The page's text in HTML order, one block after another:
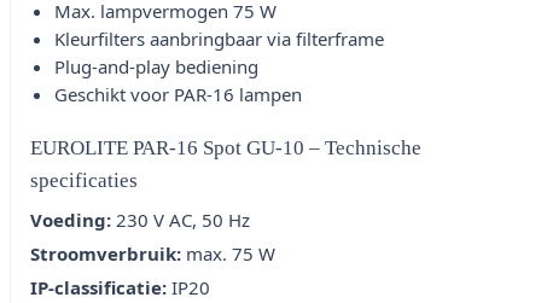
Max. lampvermogen 75 W
Kleurfilters aanbringbaar via filterframe
Plug-and-play bediening
Geschikt voor PAR-16 lampen
EUROLITE PAR-16 Spot GU-10 – Technische
specificaties
Voeding: 230 V AC, 50 Hz
Stroomverbruik: max. 75 W
IP-classificatie: IP20